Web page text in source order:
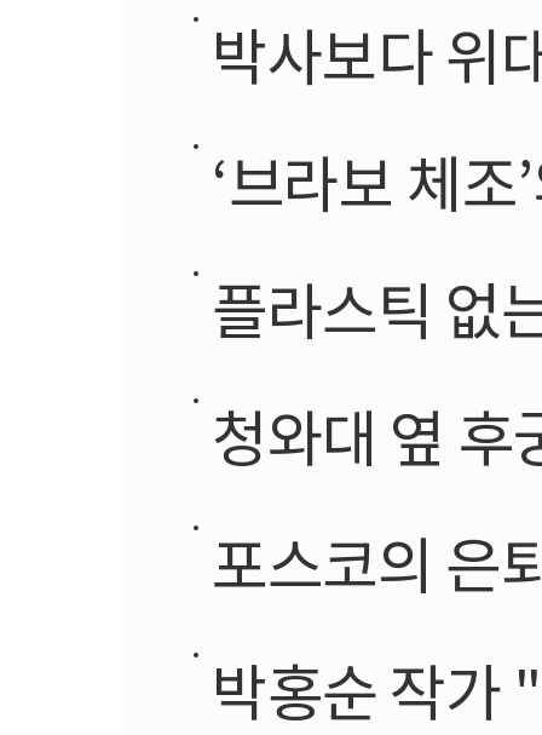
박사보다 위
‘브라보 체
플라스틱 없
청와대 옆 후
포스코의 은
박홍순 작가